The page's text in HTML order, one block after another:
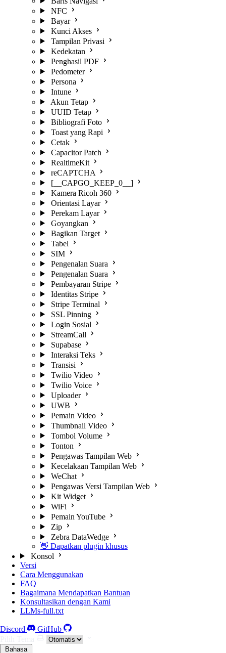
NFC
Bayar
Kunci Akses
Tampilan Privasi
Kedekatan
Penghasil PDF
Pedometer
Persona
Intune
Akun Tetap
UUID Tetap
Bibliografi Foto
Toast yang Rapi
Cetak
Capacitor Patch
RealtimeKit
reCAPTCHA
[__CAPGO_KEEP_0__]
Kamera Ricoh 360
Orientasi Layar
Perekam Layar
Goyangkan
Bagikan Target
Tabel
SIM
Pengenalan Suara
Pengenalan Suara
Pembayaran Stripe
Identitas Stripe
Stripe Terminal
SSL Pinning
Login Sosial
StreamCall
Supabase
Interaksi Teks
Transisi
Twilio Video
Twilio Voice
Uploader
UWB
Pemain Video
Thumbnail Video
Tombol Volume
Tonton
Pengawas Tampilan Web
Kecelakaan Tampilan Web
WeChat
Pengawas Versi Tampilan Web
Kit Widget
WiFi
Pemain YouTube
Zip
Zebra DataWedge
👋 Dapatkan plugin khusus
Konsol
Versi
Cara Menggunakan
FAQ
Bagaimana Mendapatkan Bantuan
Konsultasikan dengan Kami
LLMs-full.txt
Discord
GitHub
Bahasa